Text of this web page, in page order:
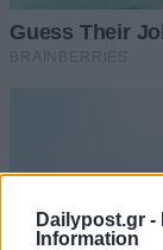
Dailypost.gr -
Information